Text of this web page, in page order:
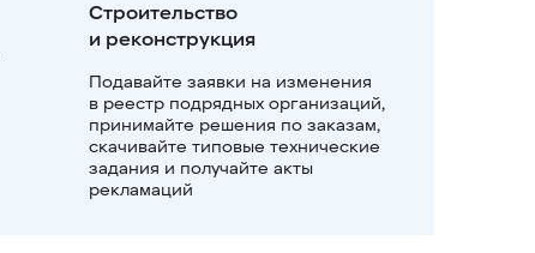
Строительство
и реконструкция
Подавайте заявки на изменения
в реестр подрядных организаций,
принимайте решения по заказам,
скачивайте типовые технические
задания и получайте акты
рекламаций